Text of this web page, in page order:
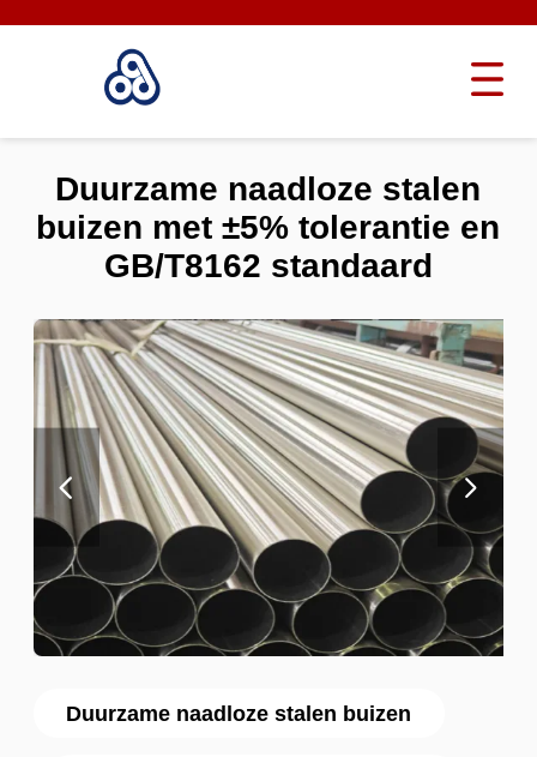
Duurzame naadloze stalen buizen
Duurzame naadloze stalen
buizen met ±5% tolerantie en
GB/T8162 standaard